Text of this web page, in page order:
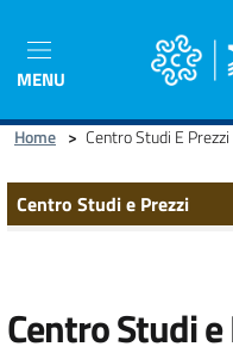
contenuto
MENU
Home > Centro Studi E Prezzi
Centro Studi e Prezzi
Centro Studi